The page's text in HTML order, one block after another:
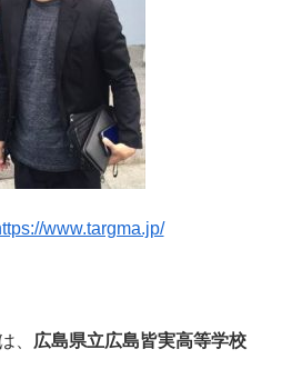
www.targma.jp/
、 広島県立広島皆実高等学校